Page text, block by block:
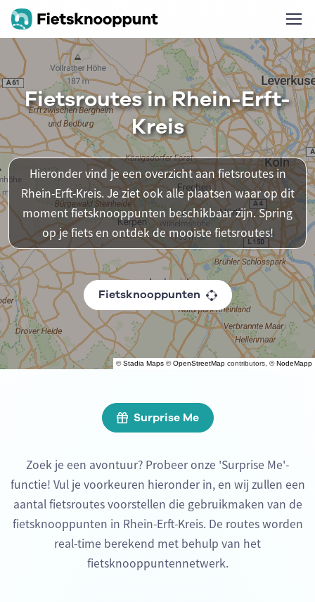
©Stadia Maps ©OpenStreetMap contributors, ©NodeMapp
Fietsroutes in Rhein-Erft-
Kreis
Hieronder vind je een overzicht aan fietsroutes in
Rhein-Erft-Kreis. Je ziet ook alle plaatsen waar op dit
moment fietsknooppunten beschikbaar zijn. Spring
op je fiets en ontdek de mooiste fietsroutes!
Fietsknooppunten
Surprise Me
Zoek je een avontuur? Probeer onze 'Surprise Me'-
functie! Vul je voorkeuren hieronder in, en wij zullen een
aantal fietsroutes voorstellen die gebruikmaken van de
fietsknooppunten in Rhein-Erft-Kreis. De routes worden
real-time berekend met behulp van het
fietsknooppuntennetwerk.